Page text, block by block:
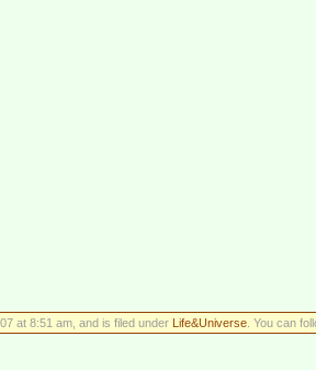
at 8:51 am, and is filed under Life&Universe. You can